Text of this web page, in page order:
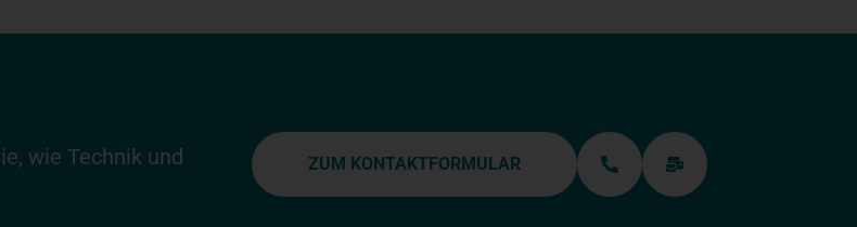
wie Technik und
ZUM KONTAKTFORMULAR